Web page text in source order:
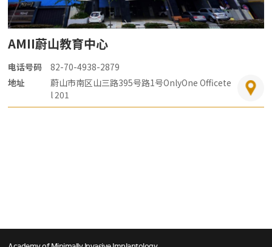
AMII蔚山教育中心
电话号码
82-70-4938-2879
地址
蔚山市南区山三路395号路1号OnlyOne Officete
l 201